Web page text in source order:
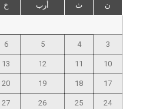
ن ث أرب خ
3
4
5
6
10
11
12
13
17
18
19
20
24
25
26
27